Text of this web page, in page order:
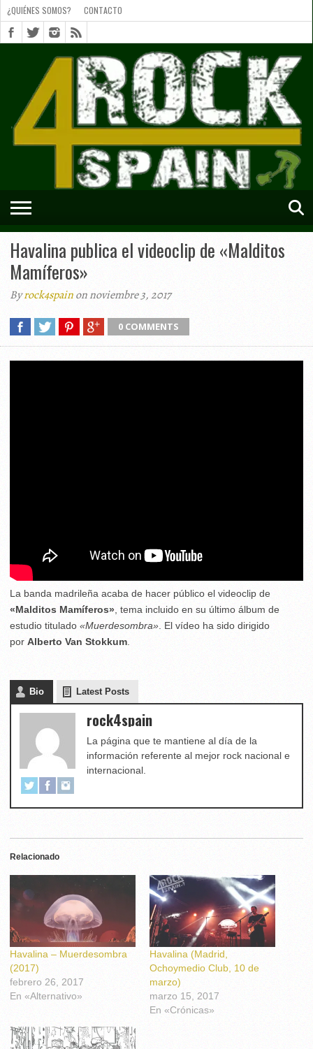
SOMOS?
CONTACTO
SHORTS
¿QUIÉNES SOMOS? CONTACTO
Havalina publica el videoclip de «Malditos
Mamíferos»
Byrock4spainon noviembre 3, 2017
0 COMMENTS
La banda madrileña acaba de hacer público el videoclip de
«Malditos Mamíferos» , tema incluido en su último álbum de
estudio titulado «Muerdesombra» . El vídeo ha sido dirigido
por Alberto Van Stokkum
Bio Latest Posts
rock4spain
La página que te mantiene al día de la
información referente al mejor rock nacional e
internacional.
Relacionado
Havalina – Muerdesombra
(2017)
febrero 26, 2017
En «Alternativo»
Havalina (Madrid,
Ochoymedio Club, 10 de
marzo)
marzo 15, 2017
En «Crónicas»